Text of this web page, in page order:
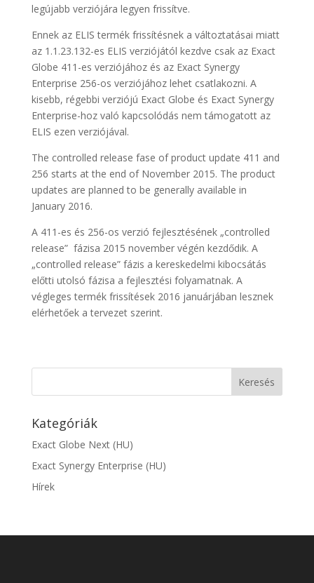
legújabb verziójára legyen frissítve.
Ennek az ELIS termék frissítésnek a változtatásai miatt
az 1.1.23.132-es ELIS verziójától kezdve csak az Exact
Globe 411-es verziójához és az Exact Synergy
Enterprise 256-os verziójához lehet csatlakozni. A
kisebb, régebbi verziójú Exact Globe és Exact Synergy
Enterprise-hoz való kapcsolódás nem támogatott az
ELIS ezen verziójával.
The controlled release fase of product update 411 and
256 starts at the end of November 2015. The product
updates are planned to be generally available in
January 2016.
A 411-es és 256-os verzió fejlesztésének „controlled
release” fázisa 2015 november végén kezdődik. A
„controlled release” fázis a kereskedelmi kibocsátás
előtti utolsó fázisa a fejlesztési folyamatnak. A
végleges termék frissítések 2016 januárjában lesznek
elérhetőek a tervezet szerint.
Kategóriák
Exact Globe Next (HU)
Exact Synergy Enterprise (HU)
Hírek